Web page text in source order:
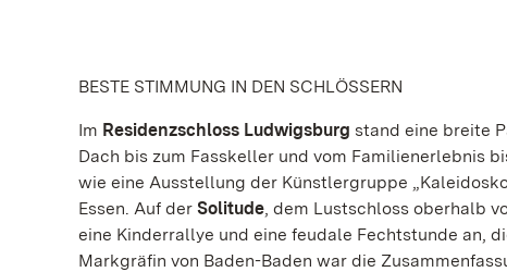
BESTE STIMMUNG IN DEN SCHLÖSSERN
Im Residenzschloss Ludwigsburg stand eine breite
Dach bis zum Fasskeller und vom Familienerlebnis
wie eine Ausstellung der Künstlergruppe
Essen. Auf der Solitude, dem Lustschloss oberhalb
eine Kinderrallye und eine feudale Fechtstunde an,
Markgräfin von Baden-Baden war die